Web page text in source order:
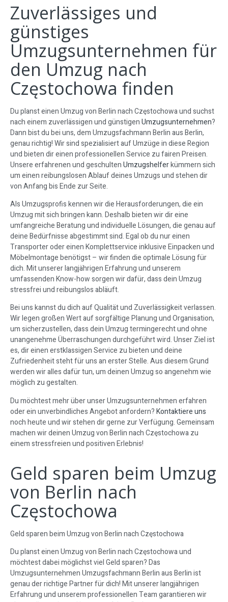
Zuverlässiges und
günstiges
Umzugsunternehmen für
den Umzug nach
Częstochowa finden
Du planst einen Umzug von Berlin nach Częstochowa und suchst
nach einem zuverlässigen und günstigenUmzugsunternehmen?
Dann bist du bei uns, dem Umzugsfachmann Berlin aus Berlin,
genau richtig! Wir sind spezialisiert auf Umzüge in diese Region
und bieten dir einen professionellen Service zu fairen Preisen.
Unsere erfahrenen und geschultenUmzugshelferkümmern sich
um einen reibungslosen Ablauf deines Umzugs und stehen dir
von Anfang bis Ende zur Seite.
Als Umzugsprofis kennen wir die Herausforderungen, die ein
Umzug mit sich bringen kann. Deshalb bieten wir dir eine
umfangreiche Beratung und individuelle Lösungen, die genau auf
deine Bedürfnisse abgestimmt sind. Egal ob du nur einen
Transporter oder einen Komplettservice inklusive Einpacken und
Möbelmontage benötigst – wir finden die optimale Lösung für
dich. Mit unserer langjährigen Erfahrung und unserem
umfassenden Know-how sorgen wir dafür, dass dein Umzug
stressfrei und reibungslos abläuft.
Bei uns kannst du dich auf Qualität und Zuverlässigkeit verlassen.
Wir legen großen Wert auf sorgfältige Planung und Organisation,
um sicherzustellen, dass dein Umzug termingerecht und ohne
unangenehme Überraschungen durchgeführt wird. Unser Ziel ist
es, dir einen erstklassigen Service zu bieten und deine
Zufriedenheit steht für uns an erster Stelle. Aus diesem Grund
werden wir alles dafür tun, um deinen Umzug so angenehm wie
möglich zu gestalten.
Du möchtest mehr über unser Umzugsunternehmen erfahren
oder ein unverbindliches Angebot anfordern?Kontaktiere uns
noch heute und wir stehen dir gerne zur Verfügung. Gemeinsam
machen wir deinen Umzug von Berlin nach Częstochowa zu
einem stressfreien und positiven Erlebnis!
Geld sparen beim Umzug
von Berlin nach
Częstochowa
Geld sparen beim Umzug von Berlin nach Częstochowa
Du planst einen Umzug von Berlin nach Częstochowa und
möchtest dabei möglichst viel Geld sparen? Das
Umzugsunternehmen Umzugsfachmann Berlin aus Berlin ist
genau der richtige Partner für dich! Mit unserer langjährigen
Erfahrung und unserem professionellen Team garantieren wir